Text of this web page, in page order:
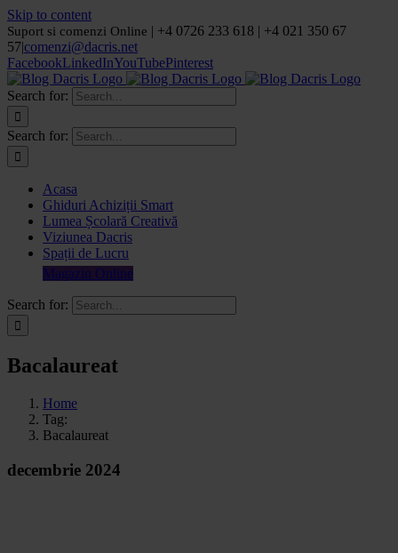
Skip to content
Suport si comenzi Online | +4 0726 233 618 | +4 021 350 67
57|comenzi@dacris.net
FacebookLinkedInYouTubePinterest
Search for:
Search for:
Acasa
Ghiduri Achiziții Smart
Lumea Școlară Creativă
Viziunea Dacris
Spații de Lucru
Magazin Online
Search for:
Bacalaureat
Home
Tag:
Bacalaureat
decembrie 2024